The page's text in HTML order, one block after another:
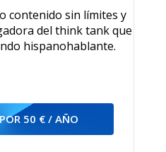
contenido sin límites y
del think tank que
hispanohablante.
POR 50 € / AÑO